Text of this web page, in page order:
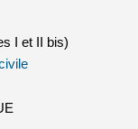
I et II bis)
(le lien est externe)